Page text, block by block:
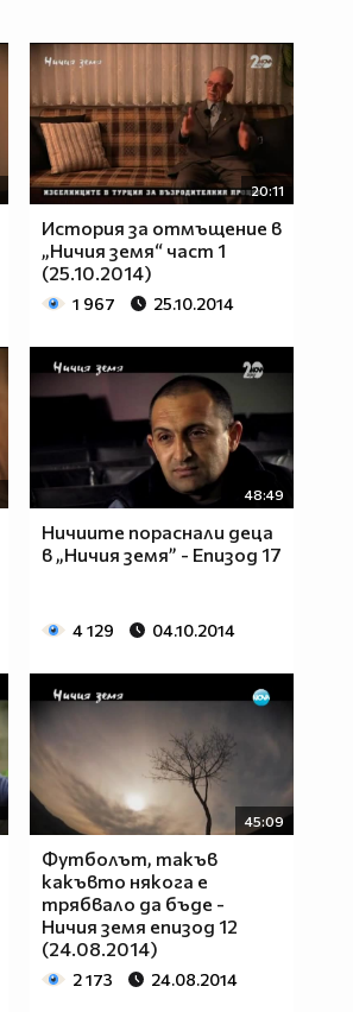
20:11
История за отмъщение в
„Ничия земя“ част 1
(25.10.2014)
1 967 25.10.2014
48:49
Ничиите пораснали деца
в „Ничия земя” - Епизод 17
4 129 04.10.2014
45:09
Футболът, такъв
какъвто някога е
трябвало да бъде -
Ничия земя епизод 12
(24.08.2014)
2 173 24.08.2014